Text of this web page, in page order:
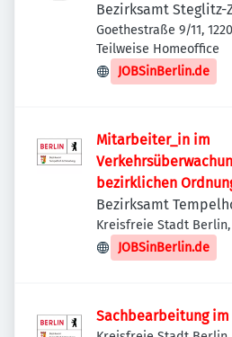
Bezirksamt Steglitz-
Goethestraße 9/11,
Teilweise Homeoffice
JOBSinBerlin.de
Mitarbeiter_in im
bezirklichen
Überwachung des
(m/w/d)
Bezirksamt
Kreisfreie Stadt
JOBSinBerlin.de
Sachbearbeitung